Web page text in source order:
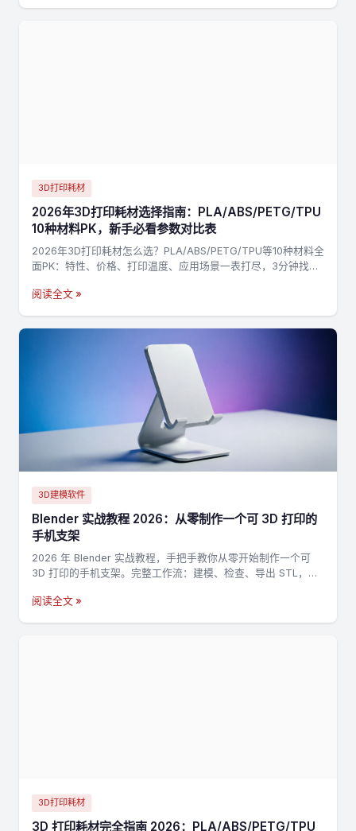
3D打印耗材
2026年3D打印耗材选择指南：PLA/ABS/PETG/TPU
10种材料PK，新手必看参数对比表
2026年3D打印耗材怎么选？PLA/ABS/PETG/TPU等10种材料全
面PK：特性、价格、打印温度、应用场景一表打尽，3分钟找到
阅读全文 »
3D建模软件
Blender 实战教程 2026：从零制作一个可 3D 打印的
手机支架
2026 年 Blender 实战教程，手把手教你从零开始制作一个可
3D 打印的手机支架。完整工作流：建模、检查、导出 STL，适
阅读全文 »
3D打印耗材
3D 打印耗材完全指南 2026：PLA/ABS/PETG/TPU